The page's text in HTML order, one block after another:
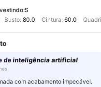
S
Busto:80.0 Cintura: 60.0
de inteligência artificial
com acabamento impecável.